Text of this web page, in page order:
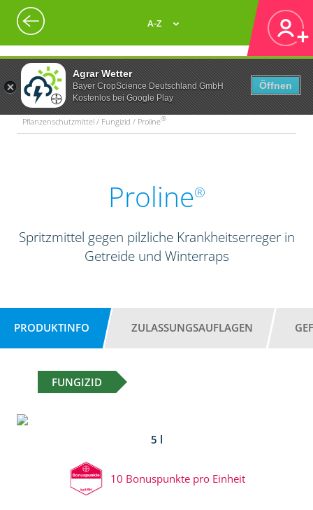
Agrar Wetter
Bayer CropScience Deutschland GmbH
Kostenlos bei Google Play
Öffnen
A-Z
Pflanzenschutzmittel / Fungizid / Proline®
Proline®
Spritzmittel gegen pilzliche Krankheitserreger in
Getreide und Winterraps
PRODUKTINFO ZULASSUNGSAUFLAGEN
FUNGIZID
5 l
10 Bonuspunkte pro Einheit